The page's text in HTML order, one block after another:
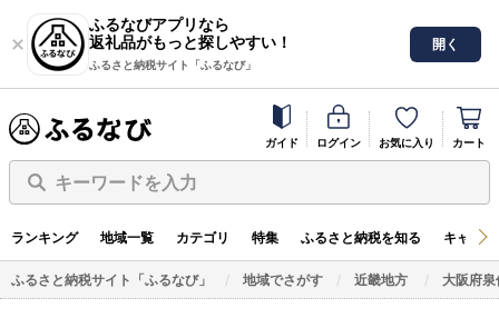
ふるなびアプリなら
返礼品がもっと探しやすい！
ふるさと納税サイト「ふるなび」
開く
ガイド ログイン お気に入り カート
キーワードを入力
ランキング 地域一覧 カテゴリ 特集 ふるさと納税を知る キャン
ふるさと納税サイト「ふるなび」 地域でさがす 近畿地方 大阪府泉